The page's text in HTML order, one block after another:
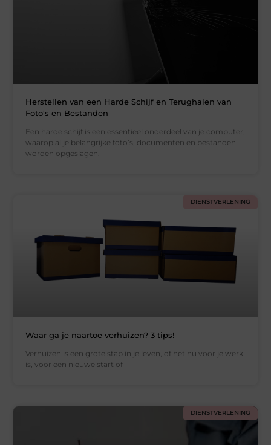
Herstellen van een Harde Schijf en Terughalen van
Foto's en Bestanden
Een harde schijf is een essentieel onderdeel van je computer,
waarop al je belangrijke foto’s, documenten en bestanden
worden opgeslagen.
DIENSTVERLENING
Waar ga je naartoe verhuizen? 3 tips!
Verhuizen is een grote stap in je leven, of het nu voor je werk
is, voor een nieuwe start of
DIENSTVERLENING